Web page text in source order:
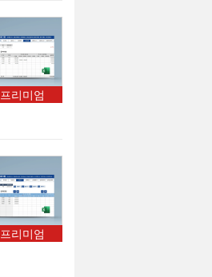
프리미엄
프리미엄